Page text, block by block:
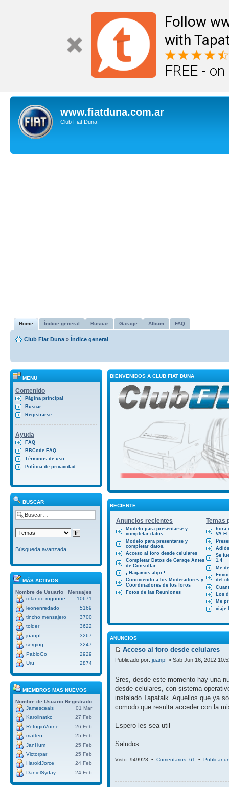
Follow
with
FREE -
www.fiatduna.com.ar
Club Fiat Duna
Home Índice general Buscar Garage Album FAQ
Club Fiat Duna » Índice general
MENU
Contenido
Página principal
Buscar
Registrarse
Ayuda
FAQ
BBCode FAQ
Términos de uso
Política de privacidad
BUSCAR
Búsqueda avanzada
MÁS ACTIVOS
Nombre de Usuario
Mensajes
rolando rognone
10671
leonenredado
5169
tincho mensajero
3700
tolder
3622
juanpf
3267
sergiog
3247
PabloGo
2929
Uru
2874
MIEMBROS MAS NUEVOS
Nombre de Usuario Registrado
Jamesceals
01 Mar
Karolinatkc
27 Feb
RefugioVurne
26 Feb
matteo
25 Feb
JanHum
25 Feb
Victorpar
25 Feb
HaroldJorce
24 Feb
DanielSyday
24 Feb
BIENVENIDOS A CLUB FIAT DUNA
RECIENTE
Anuncios recientes Temas
Modelo para presentarse y
completar datos.
Modelo para presentarse y
completar datos.
Acceso al foro desde celulares
Completar Datos de Garage Antes
de Consultar
¡ Hagamos algo !
Conociendo a los Moderadores y
Coordinadores de los foros
Fotos de las Reuniones
hora
VA
Se
1.4
Me
del
Los
Me
viaje
ANUNCIOS
Acceso al foro desde celulares
Publicado por: juanpf » Sab Jun 16, 2012
Sres, desde este momento hay una
desde celulares, con sistema
instalado Tapatalk. Aquellos que ya
comodo que resulta acceder con la
Espero les sea util
Saludos
Visto: 949923 • Comentarios: 61 • Publicar